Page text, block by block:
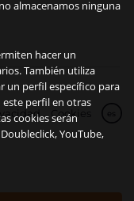
Cookies es
almacenamos ninguna
hacer un
También utiliza
un perfil específico para
perfil en otras
cookies serán
YouTube,